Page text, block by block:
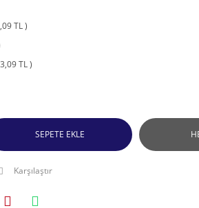
TL )
TL )
SEPETE EKLE
Karşılaştır